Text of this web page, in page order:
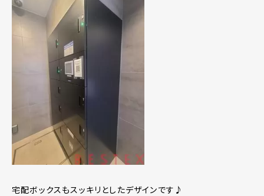
宅配ボックスもスッキリとしたデザインです♪